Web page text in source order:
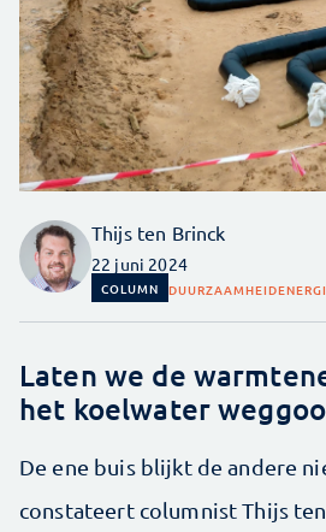
Thijs ten Brinck
22 juni 2024
COLUMN DUURZAAMHEID
Laten we de
het koelwater
De ene buis blijkt de andere
constateert columnist Thijs